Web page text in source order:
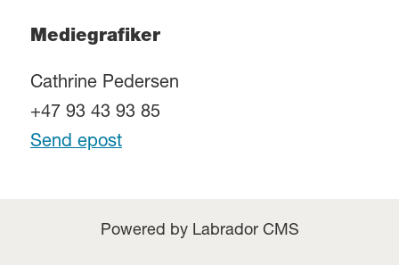
Mediegrafiker
Cathrine Pedersen
+47 93 43 93 85
Send epost
Powered by Labrador CMS